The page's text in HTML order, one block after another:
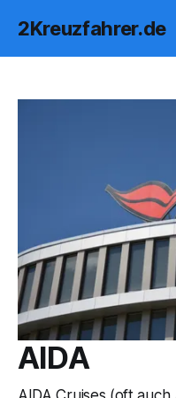
2Kreuzfahrer.de
AIDA